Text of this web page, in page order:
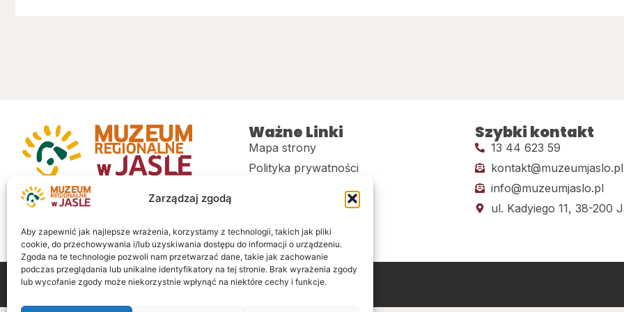
Zarządzaj zgodą
Aby zapewnić jak najlepsze wrażenia, korzystamy z technologii, takich jak pliki
cookie, do przechowywania i/lub uzyskiwania dostępu do informacji o urządzeniu.
Zgoda na te technologie pozwoli nam przetwarzać dane, takie jak zachowanie
podczas przeglądania lub unikalne identyfikatory na tej stronie. Brak wyrażenia zgody
lub wycofanie zgody może niekorzystnie wpłynąć na niektóre cechy i funkcje.
Muzeum regionalne w Jaśle im. dr.
Stanisława Kadyiego
Ważne Linki
Mapa strony
Polityka prywatności
Deklaracja dostępności
Sklep
Szybki kontakt
13 44 623 59
kontakt@muzeumjaslo.pl
info@muzeumjaslo.pl
ul. Kadyiego 11, 38-200
Wszelkie prawa zastrzeżoneRealizacja: LiderOnline